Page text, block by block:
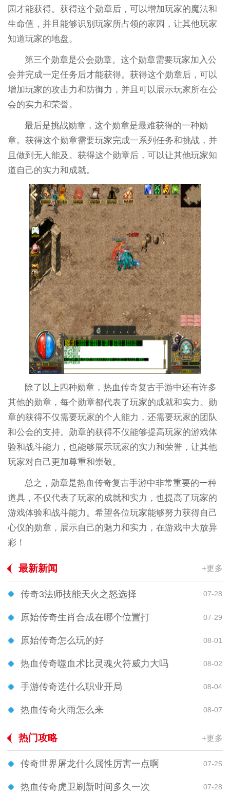
园才能获得。获得这个勋章后，可以增加玩家的魔法和
生命值，并且能够识别玩家所占领的家园，让其他玩家
知道玩家的地盘。
第三个勋章是公会勋章。这个勋章需要玩家加入公
会并完成一定任务后才能获得。获得这个勋章后，可以
增加玩家的攻击力和防御力，并且可以展示玩家所在公
会的实力和荣誉。
最后是挑战勋章，这个勋章是最难获得的一种勋
章。获得这个勋章需要玩家完成一系列任务和挑战，并
且做到无人能及。获得这个勋章后，可以让其他玩家知
道自己的实力和成就。
除了以上四种勋章，热血传奇复古手游中还有许多
其他的勋章，每个勋章都代表了玩家的成就和实力。勋
章的获得不仅需要玩家的个人能力，还需要玩家的团队
和公会的支持。勋章的获得不仅能够提高玩家的游戏体
验和战斗能力，也能够展示玩家的实力和荣誉，让其他
玩家对自己更加尊重和崇敬。
总之，勋章是热血传奇复古手游中非常重要的一种
道具，不仅代表了玩家的成就和实力，也提高了玩家的
游戏体验和战斗能力。希望各位玩家能够努力获得自己
心仪的勋章，展示自己的魅力和实力，在游戏中大放异
彩！
最新新闻 +更多
传奇3法师技能天火之怒选择 07-28
原始传奇生肖合成在哪个位置打 07-29
原始传奇怎么玩的好 08-01
热血传奇噬血术比灵魂火符威力大吗 08-02
手游传奇选什么职业开局 08-04
热血传奇火雨怎么来 08-07
热门攻略 +更多
传奇世界屠龙什么属性厉害一点啊 07-25
热血传奇虎卫刷新时间多久一次 07-28